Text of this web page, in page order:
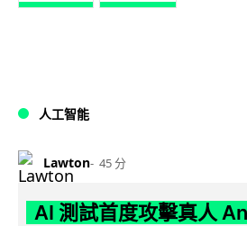
人工智能
Lawton 45 分
AI 測試首度攻擊真人